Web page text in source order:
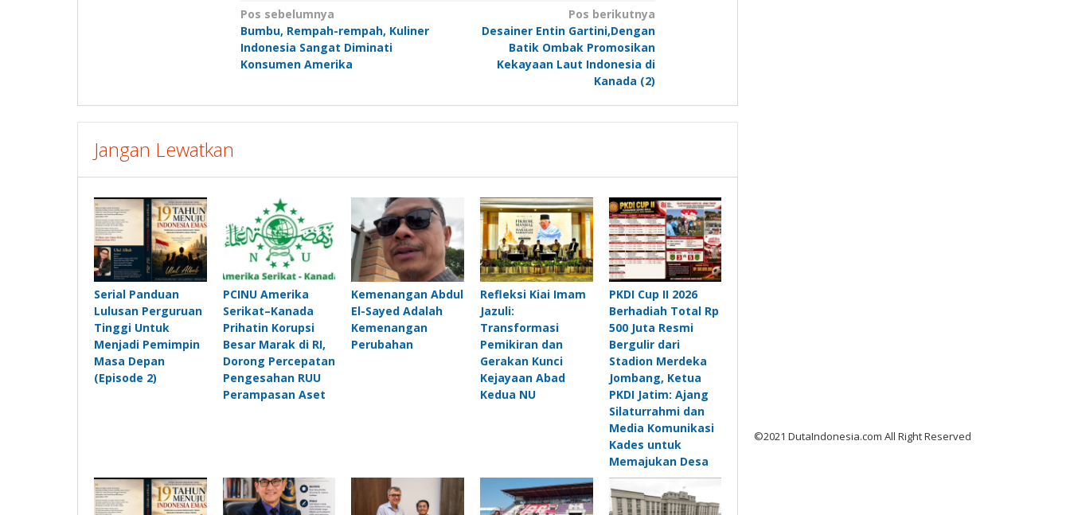
Navigasi
pos
Pos sebelumnya
Bumbu, Rempah-rempah, Kuliner
Indonesia Sangat Diminati
Konsumen Amerika
Pos berikutnya
Desainer Entin Gartini,Dengan
Batik Ombak Promosikan
Kekayaan Laut Indonesia di
Kanada (2)
Jangan Lewatkan
Serial Panduan
Lulusan Perguruan
Tinggi Untuk
Menjadi Pemimpin
Masa Depan
(Episode 2)
PCINU Amerika
Serikat–Kanada
Prihatin Korupsi
Besar Marak di RI,
Dorong Percepatan
Pengesahan RUU
Perampasan Aset
Kemenangan Abdul
El-Sayed Adalah
Kemenangan
Perubahan
Refleksi Kiai Imam
Jazuli:
Transformasi
Pemikiran dan
Gerakan Kunci
Kejayaan Abad
Kedua NU
PKDI Cup II 2026
Berhadiah Total Rp
500 Juta Resmi
Bergulir dari
Stadion Merdeka
Jombang, Ketua
PKDI Jatim: Ajang
Silaturrahmi dan
Media Komunikasi
Kades untuk
Memajukan Desa
©2021 DutaIndonesia.com All Right Reserved